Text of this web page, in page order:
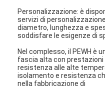
Personalizzazione: è
servizi di
diametro, lunghezza e
soddisfare le esigenze di
Nel complesso, il PEWH è
fascia alta con
resistenza alle alte
isolamento e resistenza
nella fabbricazione di